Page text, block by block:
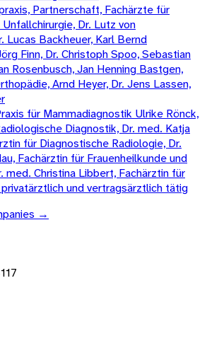
Partnerschaft, Fachärzte für
Dr. Lutz von
Lucas Backheuer, Karl Bernd
Finn, Dr. Christoph Spoo, Sebastian
Rosenbusch, Jan Henning Bastgen,
Arnd Heyer, Dr. Jens Lassen,
für Mammadiagnostik Ulrike Rönck,
Diagnostik, Dr. med. Katja
für Diagnostische Radiologie, Dr.
Fachärztin für Frauenheilkunde und
med. Christina Libbert, Fachärztin für
und vertragsärztlich tätig
→